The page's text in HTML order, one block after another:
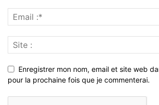
Enregistrer mon nom, email et site web
pour la prochaine fois que je commenterai.